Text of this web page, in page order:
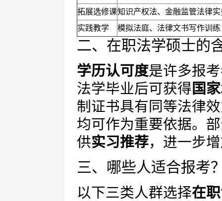
拓展选修课知识产权法、金融监管法律实
实践教学
模拟法庭、法律文书写作训练
二、在职法学硕士的
学历认可度是许多报
法学毕业后可获得国
制证书具有同等法律
均可作为重要依据。
供实习推荐，进一步
三、哪些人适合报考
以下三类人群选择在